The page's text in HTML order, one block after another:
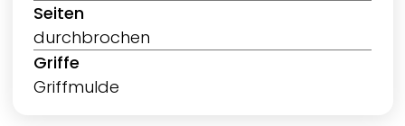
Seiten
durchbrochen
Griffe
Griffmulde